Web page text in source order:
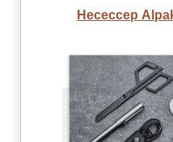
Несессер